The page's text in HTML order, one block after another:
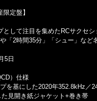
限定盤】
して注目を集めたRCサクセシ
「2時間35分」「シュー」など
5日
）仕様
を基にした2020年352.8kHz／
見開き紙ジャケット+巻き帯